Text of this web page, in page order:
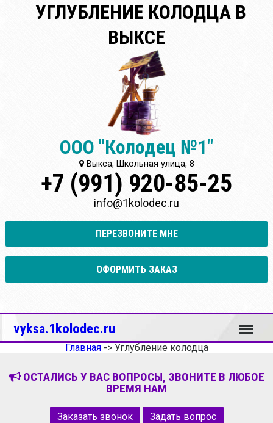
УГЛУБЛЕНИЕ КОЛОДЦА В
ВЫКСЕ
ООО "Колодец №1"
Выкса, Школьная улица, 8
+7 (991) 920-85-25
info@1kolodec.ru
ПЕРЕЗВОНИТЕ МНЕ
ОФОРМИТЬ ЗАКАЗ
vyksa.1kolodec.ru Меню
Главная-> Углубление колодца
ОСТАЛИСЬ У ВАС ВОПРОСЫ, ЗВОНИТЕ В ЛЮБОЕ
ВРЕМЯ НАМ
Заказать звонок Задать вопрос